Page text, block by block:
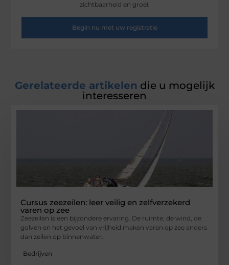
zichtbaarheid en groei.
Begin nu met uw registratie
Gerelateerde artikelen die u mogelijk
interesseren
Cursus zeezeilen: leer veilig en zelfverzekerd
varen op zee
Zeezeilen is een bijzondere ervaring. De ruimte, de wind, de
golven en het gevoel van vrijheid maken varen op zee anders
dan zeilen op binnenwater.
Bedrijven